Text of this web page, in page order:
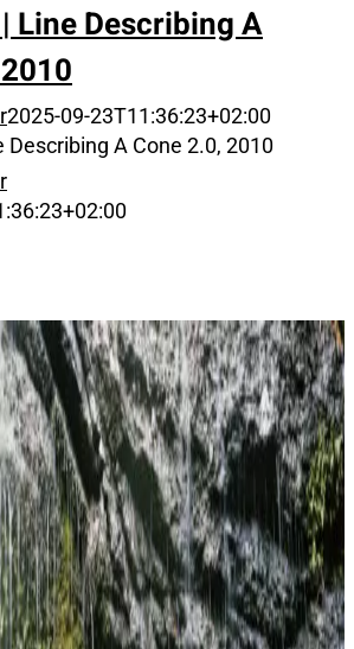
Line Describing A
2025-09-23T11:36:23+02:00
Describing A Cone 2.0, 2010